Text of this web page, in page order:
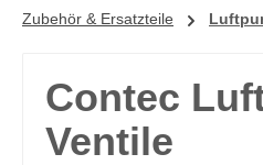
Zubehör & Ersatzteile
Contec
Ventile